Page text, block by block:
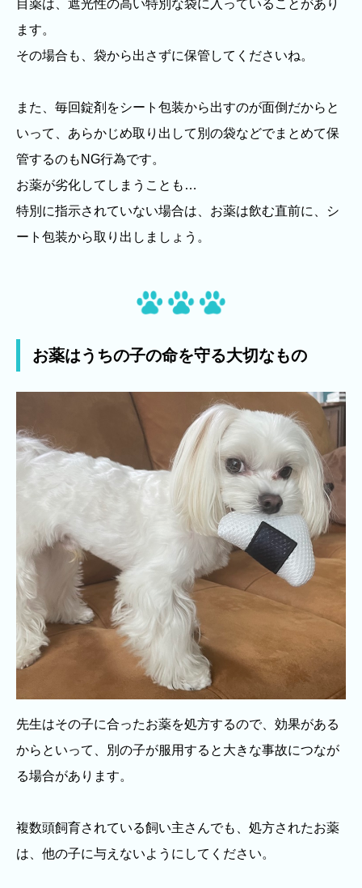
目薬は、遮光性の高い特別な袋に入っていることがあり
ます。
その場合も、袋から出さずに保管してくださいね。
また、毎回錠剤をシート包装から出すのが面倒だからと
いって、あらかじめ取り出して別の袋などでまとめて保
管するのもNG行為です。
お薬が劣化してしまうことも…
特別に指示されていない場合は、お薬は飲む直前に、シ
ート包装から取り出しましょう。
お薬はうちの子の命を守る大切なもの
先生はその子に合ったお薬を処方するので、効果がある
からといって、別の子が服用すると大きな事故につなが
る場合があります。
複数頭飼育されている飼い主さんでも、処方されたお薬
は、他の子に与えないようにしてください。